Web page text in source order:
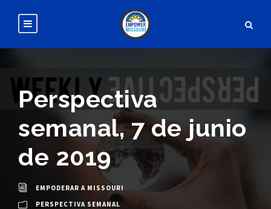
Perspectiva
semanal, 7 de junio
de 2019
EMPODERAR A MISSOURI
PERSPECTIVA SEMANAL